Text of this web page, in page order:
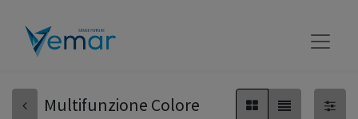
Multifunzione Colore